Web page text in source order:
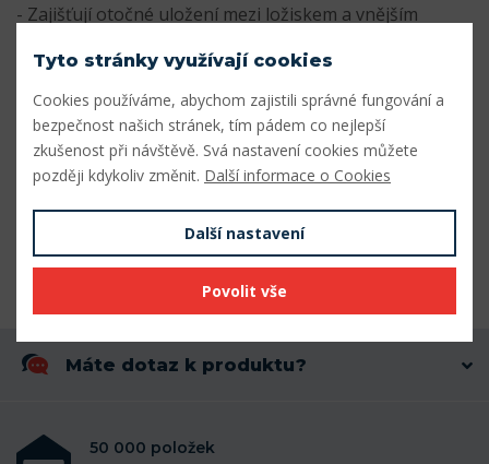
- Zajišťují otočné uložení mezi ložiskem a vnějším
- zajišťují soustředné umístění těsnění
Parametry
Vnitřní průměr (mm)
Šířka (mm) 172
Máte dotaz k produktu?
50 000 položek
Tyto stránky využívají cookies
Cookies používáme, abychom zajistili správné fungování a
bezpečnost našich stránek, tím pádem co nejlepší
zkušenost při návštěvě. Svá nastavení cookies můžete
později kdykoliv změnit. Další informace o Cookies
Další nastavení
Povolit vše